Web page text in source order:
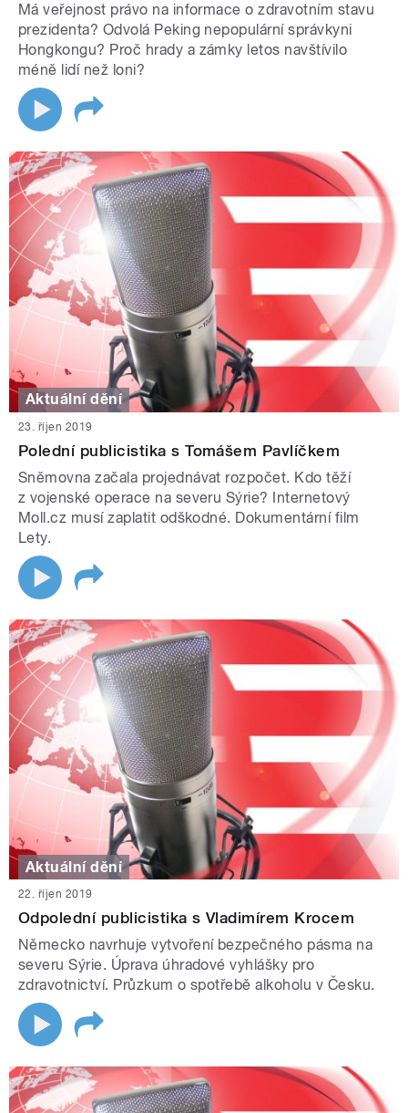
Má veřejnost právo na informace o zdravotním stavu
prezidenta? Odvolá Peking nepopulární správkyni
Hongkongu? Proč hrady a zámky letos navštívilo
méně lidí než loni?
Aktuální dění
23. říjen 2019
Polední publicistika s Tomášem Pavlíčkem
Sněmovna začala projednávat rozpočet. Kdo těží
z vojenské operace na severu Sýrie? Internetový
Moll.cz musí zaplatit odškodné. Dokumentární film
Lety.
Aktuální dění
22. říjen 2019
Odpolední publicistika s Vladimírem Krocem
Německo navrhuje vytvoření bezpečného pásma na
severu Sýrie. Úprava úhradové vyhlášky pro
zdravotnictví. Průzkum o spotřebě alkoholu v Česku.